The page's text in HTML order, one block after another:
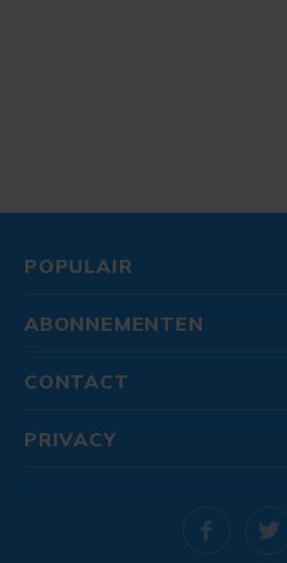
POPULAIR
ABONNEMENTEN
CONTACT
PRIVACY